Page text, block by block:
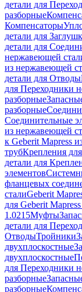
детали для
разборные
Компенсаторы
детали для
детали для
нержавеющей
из нержавеющей
детали для Отводы
для Переходники
разборные
разборные
Соединительные
из нержавеющей
к Geberit Mapress
трубКрепления
детали для
элементов
фланцевых
сталиGeberit
для Geberit
1.0215Муфты
детали для
ОтводыТройники
двухплоскостные
двухплоскостные
для Переходники
разборные
разборные